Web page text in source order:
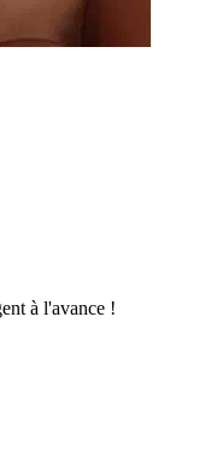
à l'avance !